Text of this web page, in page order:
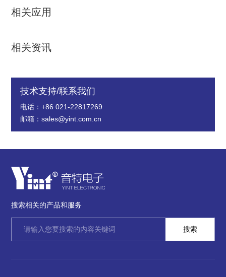
相关应用
相关资讯
技术支持/联系我们
电话：+86 021-22817269
邮箱：sales@yint.com.cn
搜索相关的产品和服务